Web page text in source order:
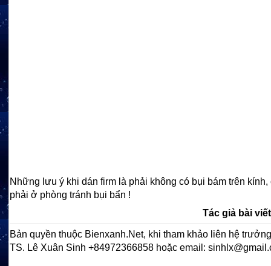
Những lưu ý khi dán firm là phải không có bụi bám trên kính,
phải ở phòng tránh bụi bẩn !
Tác giả bài
Bản quyền thuộc Bienxanh.Net, khi tham khảo liên hệ
TS. Lê Xuân Sinh +84972366858 hoặc email: